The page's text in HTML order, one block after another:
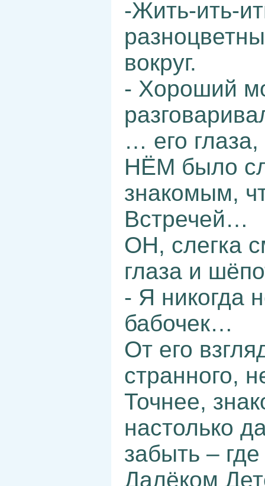
-Жить-ить-
вокруг.
- Хороший
… его глаза,
НЁМ было
знакомым,
Встречей…
ОН, слегка
глаза и
- Я никогда
бабочек…
От его
странного,
Точнее,
настолько
забыть –
Далёком